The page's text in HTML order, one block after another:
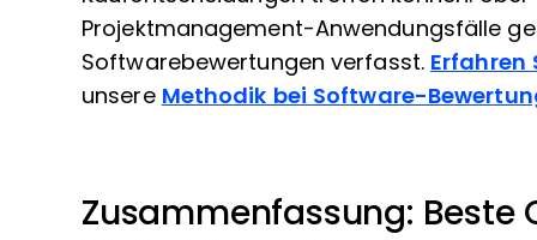
Projektmanagement-Anwendungsfälle
Softwarebewertungen verfasst. Erfahren
unsere Methodik bei Software-
Zusammenfassung: